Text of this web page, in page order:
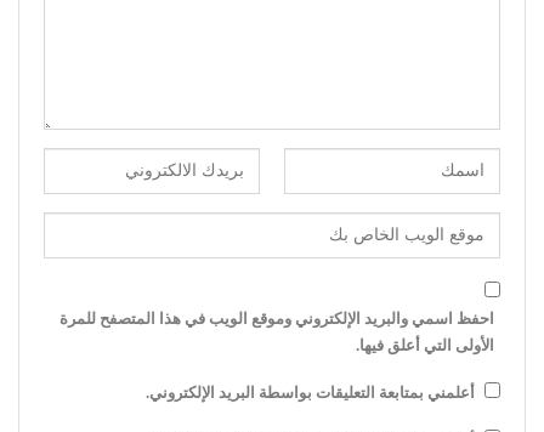
احفظ اسمي والبريد الإلكتروني وموقع الويب في هذا المتصفح للمرة
الأولى التي أعلق فيها.
أعلمني بمتابعة التعليقات بواسطة البريد الإلكتروني.